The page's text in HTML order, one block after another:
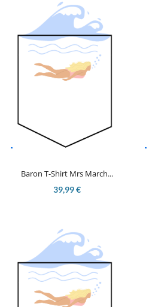
Baron T-Shirt Mrs March...
39,99 €